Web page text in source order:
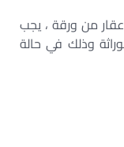
من ورقة ، يجب
وذلك في حالة